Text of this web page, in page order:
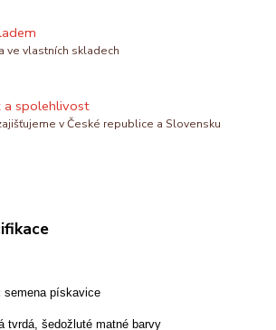
ve vlastních skladech
a spolehlivost
v České republice a Slovensku
semena pískavice
tvrdá, šedožluté matné barvy